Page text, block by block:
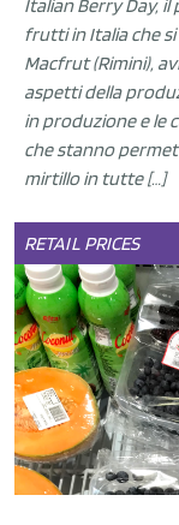
Italian Berry Day,
frutti in Italia che
Macfrut (Rimini),
aspetti della
in produzione e le
che stanno
mirtillo in tutte […]
RETAIL PRICES